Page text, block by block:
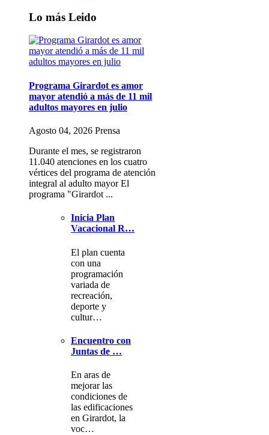
Lo más Leido
Programa Girardot es amor
mayor atendió a más de 11 mil
adultos mayores en julio
Agosto 04, 2026 Prensa
Durante el mes, se registraron
11.040 atenciones en los cuatro
vértices del programa de atención
integral al adulto mayor El
programa "Girardot ...
Inicia Plan
Vacacional R…
El plan cuenta
con una
programación
variada de
recreación,
deporte y
cultur…
Encuentro con
Juntas de …
En aras de
mejorar las
condiciones de
las edificaciones
en Girardot, la
voc…